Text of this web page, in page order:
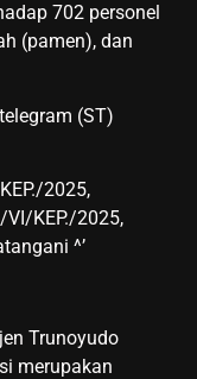
702 personel
(pamen), dan
(ST)
2025,
KEP./2025,
^’
Trunoyudo
merupakan